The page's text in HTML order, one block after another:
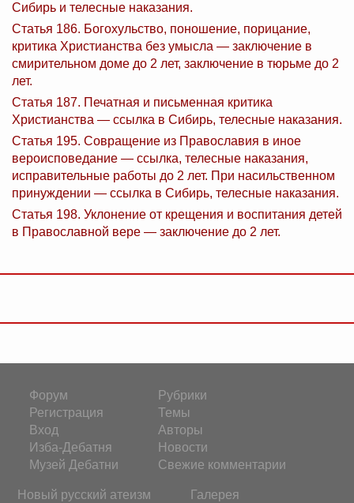
Сибирь и телесные наказания.
Статья 186. Богохульство, поношение, порицание,
критика Христианства без умысла — заключение в
смирительном доме до 2 лет, заключение в тюрьме до 2
лет.
Статья 187. Печатная и письменная критика
Христианства — ссылка в Сибирь, телесные наказания.
Статья 195. Совращение из Православия в иное
вероисповедание — ссылка, телесные наказания,
исправительные работы до 2 лет. При насильственном
принуждении — ссылка в Сибирь, телесные наказания.
Статья 198. Уклонение от крещения и воспитания детей
в Православной вере — заключение до 2 лет.
Форум
Регистрация
Вход
Изба-Дебатня
Музей Дебатни
Рубрики
Темы
Авторы
Новости
Свежие комментарии
Новый русский атеизм Галерея